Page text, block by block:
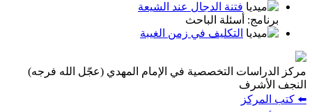
فتنة الدجال عند الشيعة
برنامج: أسئلة الباحث
التكليف في زمن الغيبة
مركز الدراسات التخصصية في الإمام المهدي (عجّل الله فرجه)
النجف الأشرف
⬅️ كتب المركز